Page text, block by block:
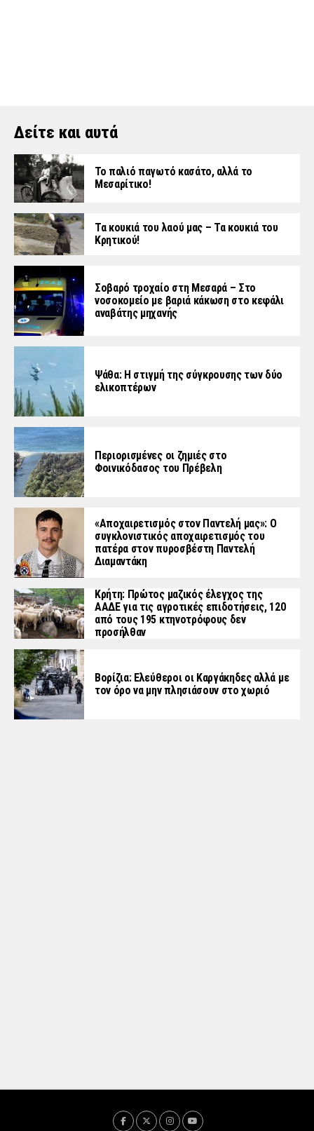
Δείτε και αυτά
Το παλιό παγωτό κασάτο, αλλά το
Μεσαρίτικο!
Τα κουκιά του λαού μας – Τα κουκιά του
Κρητικού!
Σοβαρό τροχαίο στη Μεσαρά – Στο
νοσοκομείο με βαριά κάκωση στο κεφάλι
αναβάτης μηχανής
Ψάθα: Η στιγμή της σύγκρουσης των δύο
ελικοπτέρων
Περιορισμένες οι ζημιές στο
Φοινικόδασος του Πρέβελη
«Aποχαιρετισμός στον Παντελή μας»: Ο
συγκλονιστικός αποχαιρετισμός του
πατέρα στον πυροσβέστη Παντελή
Διαμαντάκη
Κρήτη: Πρώτος μαζικός έλεγχος της
ΑΑΔΕ για τις αγροτικές επιδοτήσεις, 120
από τους 195 κτηνοτρόφους δεν
προσήλθαν
Βορίζια: Ελεύθεροι οι Καργάκηδες αλλά με
τον όρο να μην πλησιάσουν στο χωριό